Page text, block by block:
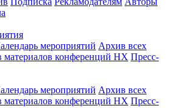
мероприятий Архив всех
материалов конференций НХ Пресс-
мероприятий Архив всех
материалов конференций НХ Пресс-